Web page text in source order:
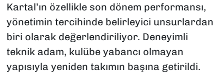
Kartal’ın özellikle son dönem performansı,
yönetimin tercihinde belirleyici unsurlardan
biri olarak değerlendiriliyor. Deneyimli
teknik adam, kulübe yabancı olmayan
yapısıyla yeniden takımın başına getirildi.